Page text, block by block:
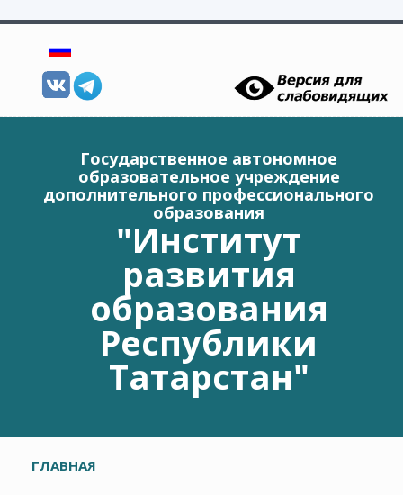
Государственное автономное
образовательное учреждение
дополнительного профессионального
образования
"Институт
развития
образования
Республики
Татарстан"
Главное меню
ГЛАВНАЯ